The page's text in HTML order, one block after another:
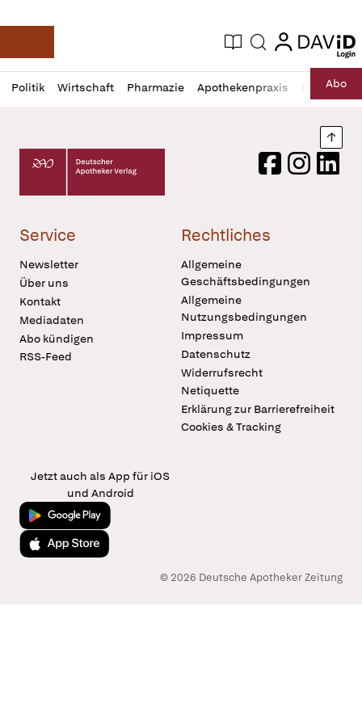
Deutsche Apotheker Zeitung
Aktuelle Ausgabe
Suche login
login
Politik Wirtschaft Pharmazie Apothekenpraxis RechtAbo
Profil
öffnen
Daz
Pur
Deutscher Apotheker Verlag Logo
FacebookInstagram
Service
Newsletter
Über uns
Kontakt
Mediadaten
Abo kündigen
RSS-Feed
Rechtliches
Allgemeine
Geschäftsbedingungen
Allgemeine
Nutzungsbedingungen
Impressum
Datenschutz
Widerrufsrecht
Netiquette
Erklärung zur Barrierefreiheit
Cookies & Tracking
Jetzt auch als App für iOS
und Android
Jetzt bei Google Play
Laden im App Store
© 2026 Deutsche Apotheker Zeitung